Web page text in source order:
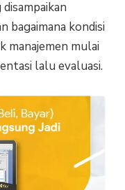
bagaimana kondisi
manajemen mulai
lalu evaluasi.